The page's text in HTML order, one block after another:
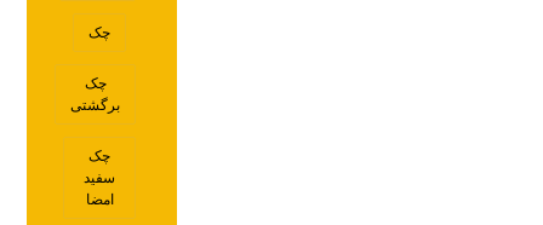
چک
چک
برگشتی
چک
سفید
امضا